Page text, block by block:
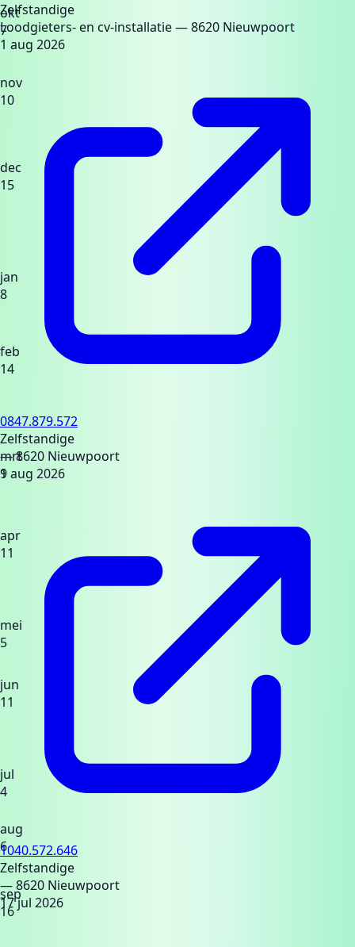
okt
7
nov
10
dec
15
jan
8
feb
14
mrt
9
apr
11
mei
5
jun
11
jul
4
aug
6
sep
16
Zelfstandige
Loodgieters- en cv-installatie— 8620 Nieuwpoort
1 aug 2026
0847.879.572
Zelfstandige
— 8620 Nieuwpoort
1 aug 2026
1040.572.646
Zelfstandige
— 8620 Nieuwpoort
17 jul 2026